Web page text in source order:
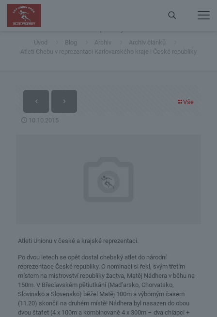
Atleti Chebu v reprezentaci Karlovarského kraje i České
Úvod Blog Archiv
Archiv článků
Atleti Chebu v reprezentaci Karlovarského kraje i České republiky
Vše
10.10.2015
Atleti Unionu v české a krajské reprezentaci.
Po dvou letech se opět dostal chebský atlet do národní
reprezentace České republiky. O nominaci si řekl, svým třetím
místem na mistrovství republiky žactva, Matěj Nádhera v běhu na
150m. V Břeclavském pětiutkání (Mad’arsko, Chorvatsko,
Slovinsko a Slovensko) běžel Matěj 100m a výborným časem
(11.20) skončil na druhém místě! Nádhera byl nasazen do obou
dvou štafet (4 x 100m a kombinované 4 x 300m – dva chlapci +